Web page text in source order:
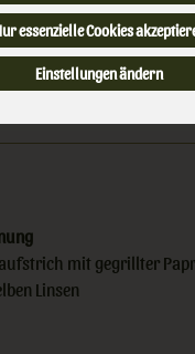
essenzielle Cookies
Einstellungen ändern
mit gegrillter
Linsen